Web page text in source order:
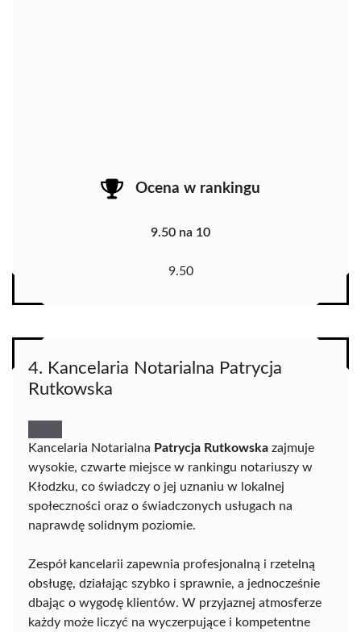
Ocena w rankingu
9.50 na 10
9.50
4. Kancelaria Notarialna Patrycja
Rutkowska
Kancelaria Notarialna Patrycja Rutkowska zajmuje
wysokie, czwarte miejsce w rankingu notariuszy w
Kłodzku, co świadczy o jej uznaniu w lokalnej
społeczności oraz o świadczonych usługach na
naprawdę solidnym poziomie.
Zespół kancelarii zapewnia profesjonalną i rzetelną
obsługę, działając szybko i sprawnie, a jednocześnie
dbając o wygodę klientów. W przyjaznej atmosferze
każdy może liczyć na wyczerpujące i kompetentne